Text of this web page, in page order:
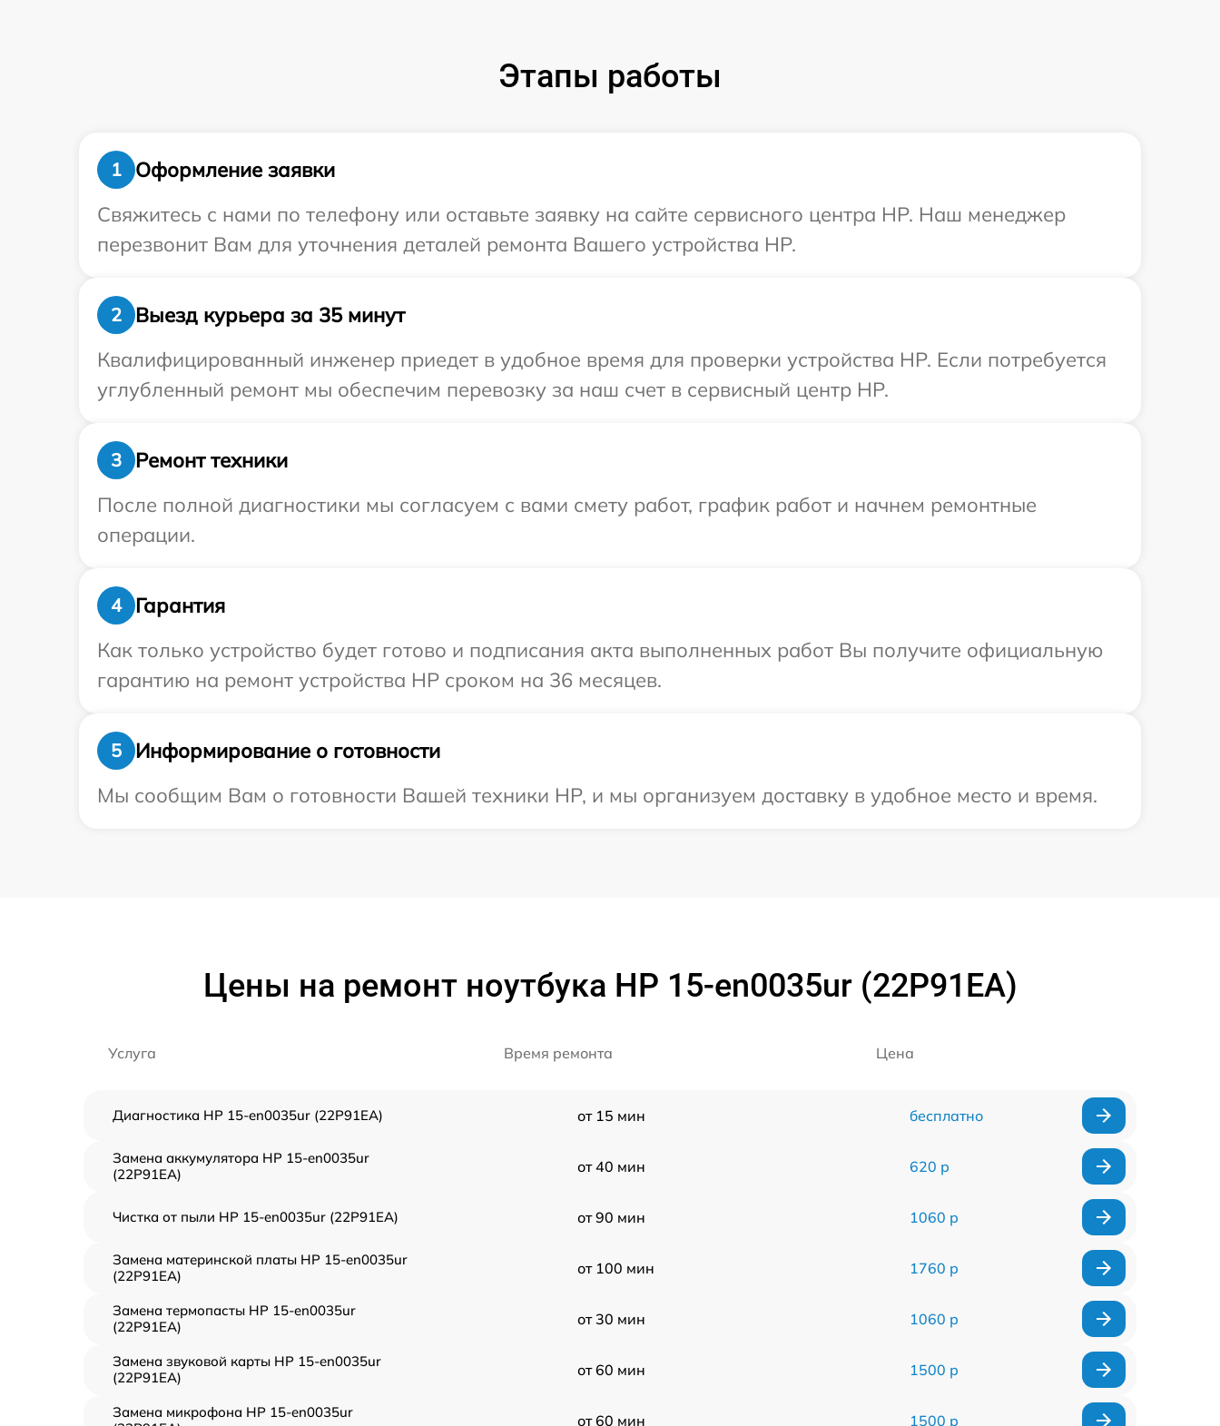
Этапы работы
1
Оформление заявки
Свяжитесь с нами по телефону или оставьте заявку на сайте сервисного центра HP. Наш менеджер
перезвонит Вам для уточнения деталей ремонта Вашего устройства HP.
2
Выезд курьера за 35 минут
Квалифицированный инженер приедет в удобное время для проверки устройства HP. Если потребуется
углубленный ремонт мы обеспечим перевозку за наш счет в сервисный центр HP.
3
Ремонт техники
После полной диагностики мы согласуем с вами смету работ, график работ и начнем ремонтные
операции.
4
Гарантия
Как только устройство будет готово и подписания акта выполненных работ Вы получите официальную
гарантию на ремонт устройства HP сроком на 36 месяцев.
5
Информирование о готовности
Мы сообщим Вам о готовности Вашей техники HP, и мы организуем доставку в удобное место и время.
Цены на ремонт ноутбука HP 15-en0035ur (22P91EA)
Услуга Время ремонта Цена
Диагностика HP 15-en0035ur (22P91EA) от 15 мин бесплатно
Замена аккумулятора HP 15-en0035ur
(22P91EA)
от 40 мин 620 р
Чистка от пыли HP 15-en0035ur (22P91EA) от 90 мин 1060 р
Замена материнской платы HP 15-en0035ur
(22P91EA)
от 100 мин 1760 р
Замена термопасты HP 15-en0035ur
(22P91EA)
от 30 мин 1060 р
Замена звуковой карты HP 15-en0035ur
(22P91EA)
от 60 мин 1500 р
Замена микрофона HP 15-en0035ur
от 60 мин 1500 р